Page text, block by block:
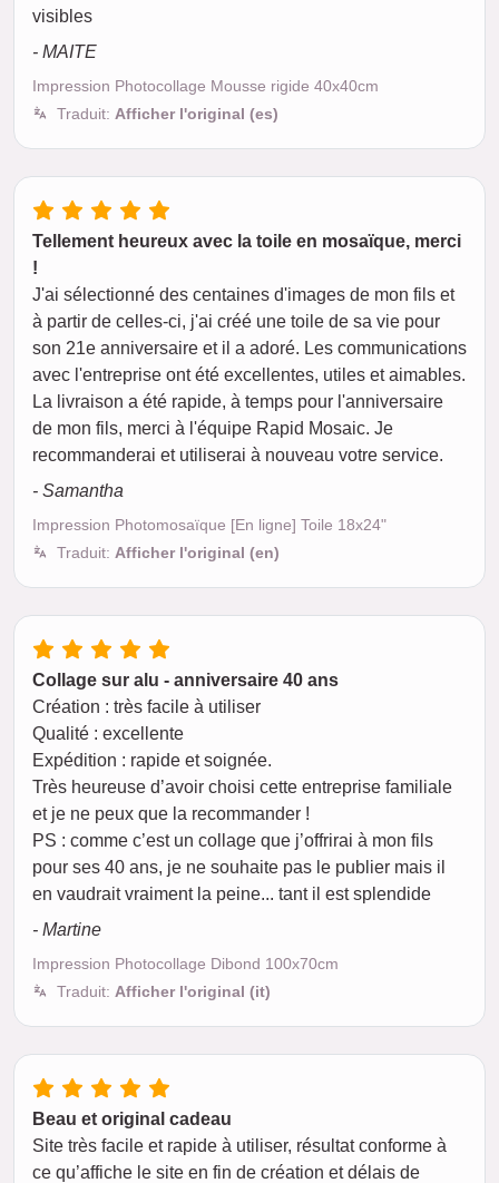
visibles
- MAITE
Impression Photocollage Mousse rigide 40x40cm
Traduit: Afficher l'original (es)
Tellement heureux avec la toile en mosaïque, merci
!
J'ai sélectionné des centaines d'images de mon fils et
à partir de celles-ci, j'ai créé une toile de sa vie pour
son 21e anniversaire et il a adoré. Les communications
avec l'entreprise ont été excellentes, utiles et aimables.
La livraison a été rapide, à temps pour l'anniversaire
de mon fils, merci à l'équipe Rapid Mosaic. Je
recommanderai et utiliserai à nouveau votre service.
- Samantha
Impression Photomosaïque [En ligne] Toile 18x24"
Traduit: Afficher l'original (en)
Collage sur alu - anniversaire 40 ans
Création : très facile à utiliser
Qualité : excellente
Expédition : rapide et soignée.
Très heureuse d’avoir choisi cette entreprise familiale
et je ne peux que la recommander !
PS : comme c’est un collage que j’offrirai à mon fils
pour ses 40 ans, je ne souhaite pas le publier mais il
en vaudrait vraiment la peine... tant il est splendide
- Martine
Impression Photocollage Dibond 100x70cm
Traduit: Afficher l'original (it)
Beau et original cadeau
Site très facile et rapide à utiliser, résultat conforme à
ce qu’affiche le site en fin de création et délais de